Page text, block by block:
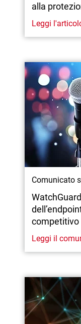
alla
Leggi
Comunicato
competitivo
Leggi il